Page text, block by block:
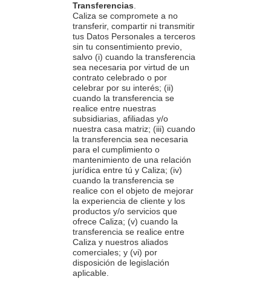
Transferencias
Caliza se compromete a no
transferir, compartir ni transmitir
tus Datos Personales a terceros
sin tu consentimiento previo,
salvo (i) cuando la transferencia
sea necesaria por virtud de un
contrato celebrado o por
celebrar por su interés; (ii)
cuando la transferencia se
realice entre nuestras
subsidiarias, afiliadas y/o
nuestra casa matriz; (iii) cuando
la transferencia sea necesaria
para el cumplimiento o
mantenimiento de una relación
jurídica entre tú y Caliza; (iv)
cuando la transferencia se
realice con el objeto de mejorar
la experiencia de cliente y los
productos y/o servicios que
ofrece Caliza; (v) cuando la
transferencia se realice entre
Caliza y nuestros aliados
comerciales; y (vi) por
disposición de legislación
aplicable.